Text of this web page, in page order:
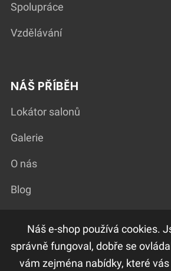
Spolupráce
Vzdělávání
NÁŠ PŘÍBĚH
Lokátor salonů
Galerie
O nás
Blog
DŮLEŽITÉ ODKAZY
F.A.Q
Náš e-shop používá cookies.
správně fungoval, dobře se
vám zejména nabídky, které